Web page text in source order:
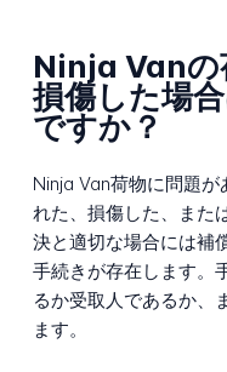
Ninja Vanの
損傷した場
ですか？
Ninja Van荷物に問題
れた、損傷した、また
決と適切な場合には補
手続きが存在します。
るか受取人であるか、
ます。